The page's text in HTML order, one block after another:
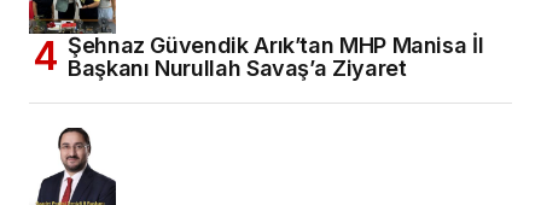
Şehnaz Güvendik Arık’tan MHP Manisa İl
Başkanı Nurullah Savaş’a Ziyaret